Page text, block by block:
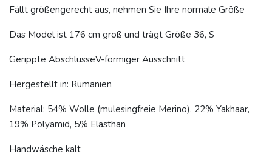
Fällt größengerecht aus, nehmen Sie Ihre normale Größe
Das Model ist 176 cm groß und trägt Größe 36, S
Gerippte AbschlüsseV-förmiger Ausschnitt
Hergestellt in: Rumänien
Material: 54% Wolle (mulesingfreie Merino), 22% Yakhaar,
19% Polyamid, 5% Elasthan
Handwäsche kalt